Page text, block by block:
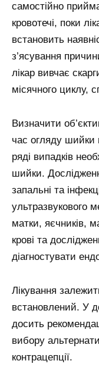
самостійно
кровотечі, поки
встановить
з’ясування
лікар вивчає
місячного циклу,
Визначити
час огляду шийки
ряді випадків
шийки.
запальні та
ультразвукового
матки, яєчників,
крові та
діагностувати
Лікування
встановлений. У
досить
вибору
контрацепції.